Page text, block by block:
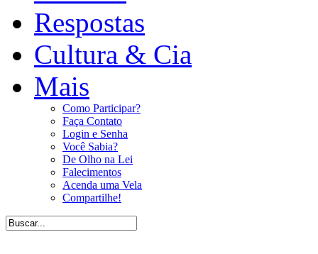
Respostas
Cultura & Cia
Mais
Como Participar?
Faça Contato
Login e Senha
Você Sabia?
De Olho na Lei
Falecimentos
Acenda uma Vela
Compartilhe!